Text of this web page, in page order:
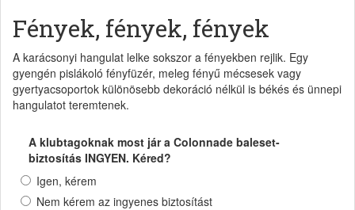
Fények, fények, fények
A karácsonyi hangulat lelke sokszor a fényekben rejlik. Egy
gyengén pislákoló fényfüzér, meleg fényű mécsesek vagy
gyertyacsoportok különösebb dekoráció nélkül is békés és ünnepi
hangulatot teremtenek.
A klubtagoknak most jár a Colonnade baleset-
biztosítás INGYEN. Kéred?
Igen, kérem
Nem kérem az ingyenes biztosítást